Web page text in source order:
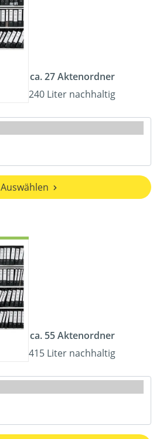
ca. 27 Aktenordner
240 Liter nachhaltig
Auswählen
ca. 55 Aktenordner
415 Liter nachhaltig